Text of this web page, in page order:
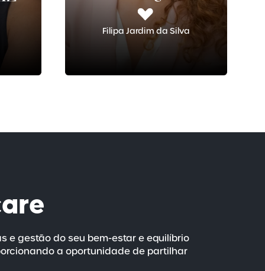
Filipa Jardim da Silva
e gestão do seu bem-estare equilíbrio
a oportunidade de partilhar